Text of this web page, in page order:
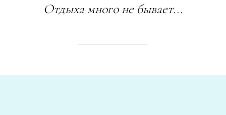
Отдыха много не бывает...